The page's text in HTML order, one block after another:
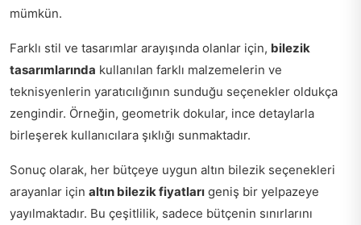
mümkün.
Farklı stil ve tasarımlar arayışında olanlar için, bilezik
tasarımlarında kullanılan farklı malzemelerin ve
teknisyenlerin yaratıcılığının sunduğu seçenekler oldukça
zengindir. Örneğin, geometrik dokular, ince detaylarla
birleşerek kullanıcılara şıklığı sunmaktadır.
Sonuç olarak, her bütçeye uygun altın bilezik seçenekleri
arayanlar için altın bilezik fiyatları geniş bir yelpazeye
yayılmaktadır. Bu çeşitlilik, sadece bütçenin sınırlarını